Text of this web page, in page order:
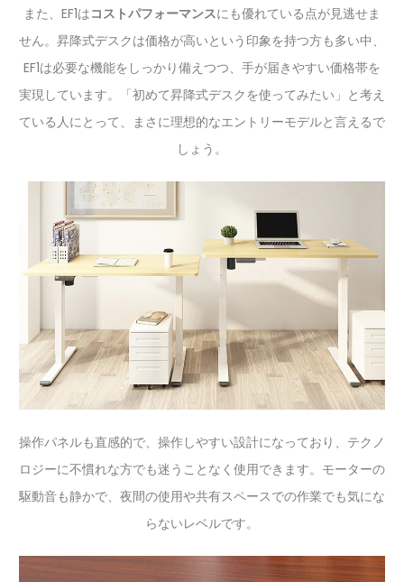
また、EF1はコストパフォーマンスにも優れている点が見逃せま
せん。昇降式デスクは価格が高いという印象を持つ方も多い中、
EF1は必要な機能をしっかり備えつつ、手が届きやすい価格帯を
実現しています。「初めて昇降式デスクを使ってみたい」と考え
ている人にとって、まさに理想的なエントリーモデルと言えるで
しょう。
操作パネルも直感的で、操作しやすい設計になっており、テクノ
ロジーに不慣れな方でも迷うことなく使用できます。モーターの
駆動音も静かで、夜間の使用や共有スペースでの作業でも気にな
らないレベルです。